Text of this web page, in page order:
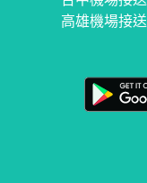
高雄機場接送